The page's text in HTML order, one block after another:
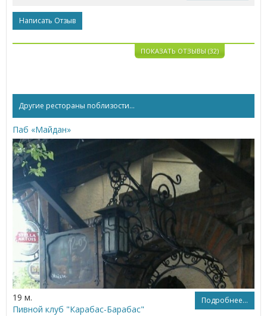
Написать Отзыв
ПОКАЗАТЬ ОТЗЫВЫ (32)
Другие рестораны поблизости...
Паб «Майдан»
19 м. Подробнее...
Пивной клуб "Карабас-Барабас"